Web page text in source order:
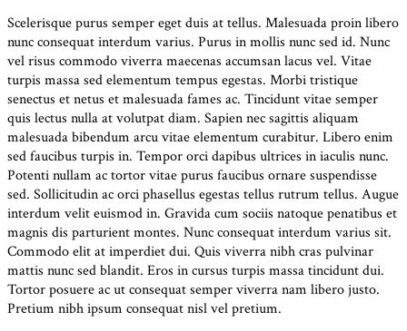
Scelerisque purus semper eget duis at tellus. Malesuada proin libero
nunc consequat interdum varius. Purus in mollis nunc sed id. Nunc
vel risus commodo viverra maecenas accumsan lacus vel. Vitae
turpis massa sed elementum tempus egestas. Morbi tristique
senectus et netus et malesuada fames ac. Tincidunt vitae semper
quis lectus nulla at volutpat diam. Sapien nec sagittis aliquam
malesuada bibendum arcu vitae elementum curabitur. Libero enim
sed faucibus turpis in. Tempor orci dapibus ultrices in iaculis nunc.
Potenti nullam ac tortor vitae purus faucibus ornare suspendisse
sed. Sollicitudin ac orci phasellus egestas tellus rutrum tellus. Augue
interdum velit euismod in. Gravida cum sociis natoque penatibus et
magnis dis parturient montes. Nunc consequat interdum varius sit.
Commodo elit at imperdiet dui. Quis viverra nibh cras pulvinar
mattis nunc sed blandit. Eros in cursus turpis massa tincidunt dui.
Tortor posuere ac ut consequat semper viverra nam libero justo.
Pretium nibh ipsum consequat nisl vel pretium.